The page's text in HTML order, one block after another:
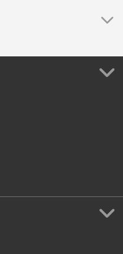
de Madrid
e zarzuela no
Madrid!
Madrid
de Madrid